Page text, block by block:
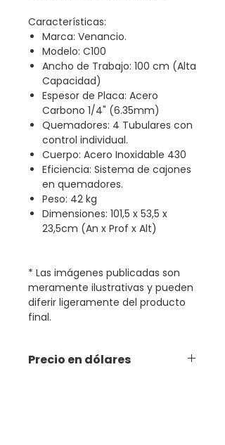
Características:
Marca: Venancio.
Modelo: C100
Ancho de Trabajo: 100 cm (Alta
Capacidad)
Espesor de Placa: Acero
Carbono 1/4" (6.35mm)
Quemadores: 4 Tubulares con
control individual.
Cuerpo: Acero Inoxidable 430
Eficiencia: Sistema de cajones
en quemadores.
Peso: 42 kg
Dimensiones: 101,5 x 53,5 x
23,5cm (An x Prof x Alt)
* Las imágenes publicadas son
meramente ilustrativas y pueden
diferir ligeramente del producto
final.
Precio en dólares